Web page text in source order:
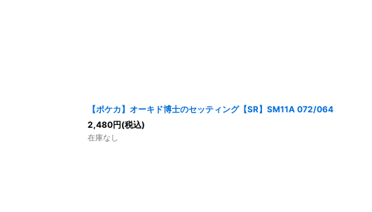
【ポケカ】オーキド博士のセッティング【SR】SM11A 072/064
2,480円(税込)
在庫なし